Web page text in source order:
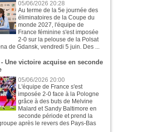
05/06/2026 20:28
Au terme de la 5e journée des
éliminatoires de la Coupe du
monde 2027, l'équipe de
France féminine s'est imposée
2-0 sur la pelouse de la Polsat
de Gdansk, vendredi 5 juin. Des ...
- Une victoire acquise en seconde
05/06/2026 20:00
L'équipe de France s'est
imposée 2-0 face à la Pologne
grâce à des buts de Melvine
Malard et Sandy Baltimore en
seconde période et prend la
après le revers des Pays-Bas